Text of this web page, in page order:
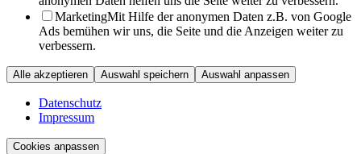
MarketingMit Hilfe der anonymen Daten z.B. von Google
Ads bemühen wir uns, die Seite und die Anzeigen weiter zu
verbessern.
Alle akzeptieren Auswahl speichern Auswahl anpassen
Datenschutz
Impressum
Cookies anpassen